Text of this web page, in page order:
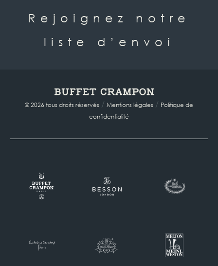
Rejoignez notre
liste d’envoi
© 2026 tous droits réservés / Mentions légales / Politique de
confidentialité